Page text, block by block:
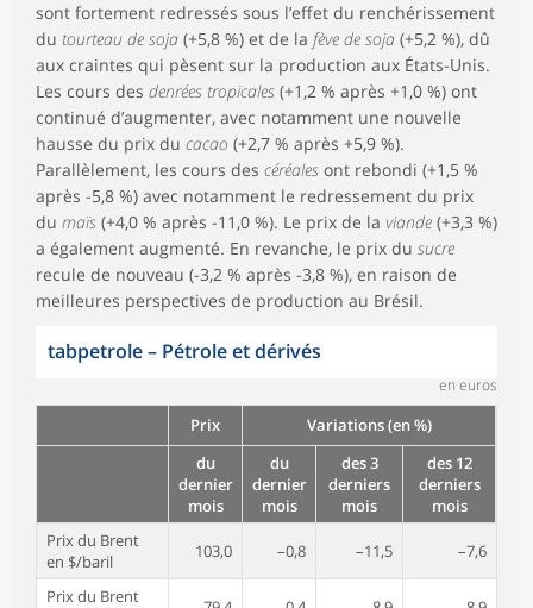
sont fortement redressés sous l’effet du renchérissement
du tourteau de soja (+5,8 %) et de la fève de soja (+5,2 %), dû
aux craintes qui pèsent sur la production aux États-Unis.
Les cours des denrées tropicales (+1,2 % après +1,0 %) ont
continué d’augmenter, avec notamment une nouvelle
hausse du prix du cacao (+2,7 % après +5,9 %).
Parallèlement, les cours des céréales ont rebondi (+1,5 %
après -5,8 %) avec notamment le redressement du prix
du maïs (+4,0 % après -11,0 %). Le prix de la viande (+3,3 %)
a également augmenté. En revanche, le prix du sucre
recule de nouveau (-3,2 % après -3,8 %), en raison de
meilleures perspectives de production au Brésil.
tabpetrole– Pétrole et dérivés
en euros
Prix
Variations (en %)
du
dernier
mois
du
dernier
mois
des 3
derniers
mois
des 12
derniers
mois
Prix du Brent
en $/baril
103,0 –0,8 –11,5 –7,6
Prix du Brent